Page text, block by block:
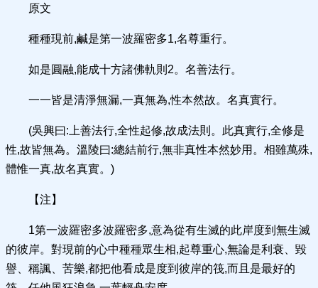
原文
種種現前,鹹是第一波羅密多1,名尊重行。
如是圓融,能成十方諸佛軌則2。名善法行。
一一皆是清淨無漏,一真無為,性本然故。名真實行。
(吳興曰:上善法行,全性起修,故成法則。此真實行,全修是
性,故皆無為。溫陵曰:總結前行,無非真性本然妙用。相雖萬殊,
體惟一真,故名真實。)
【注】
1第一波羅密多波羅密多,意為從有生滅的此岸度到無生滅
的彼岸。對現前的心中種種眾生相,起尊重心,無論是利衰、毀
譽、稱諷、苦樂,都把他看成是度到彼岸的筏,而且是最好的